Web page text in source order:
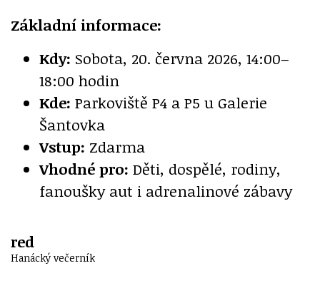
Základní informace:
Kdy: Sobota, 20. června 2026, 14:00–
18:00 hodin
Kde: Parkoviště P4 a P5 u Galerie
Šantovka
Vstup: Zdarma
Vhodné pro: Děti, dospělé, rodiny,
fanoušky aut i adrenalinové zábavy
red
Hanácký večerník